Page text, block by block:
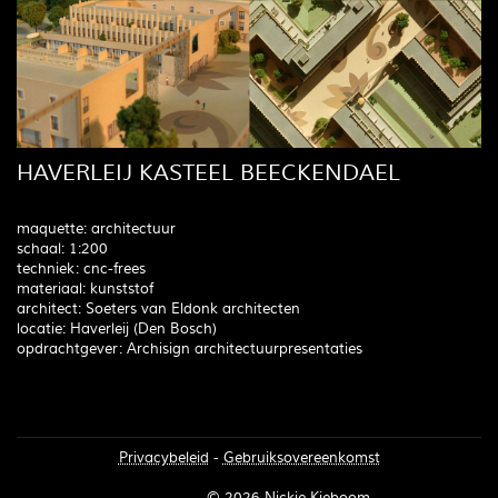
HAVERLEIJ KASTEEL BEECKENDAEL
maquette: architectuur
schaal: 1:200
techniek: cnc-frees
materiaal: kunststof
architect: Soeters van Eldonk architecten
locatie: Haverleij (Den Bosch)
opdrachtgever: Archisign architectuurpresentaties
Privacybeleid - Gebruiksovereenkomst